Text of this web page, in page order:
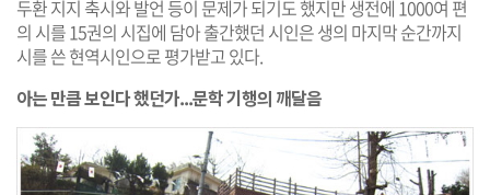
두환 지지 축시와 발언 등이 문제가 되기도 했지만 생전에 1000여 편
의 시를 15권의 시집에 담아 출간했던 시인은 생의 마지막 순간까지
시를 쓴 현역시인으로 평가받고 있다.
아는 만큼 보인다 했던가...문학 기행의 깨달음